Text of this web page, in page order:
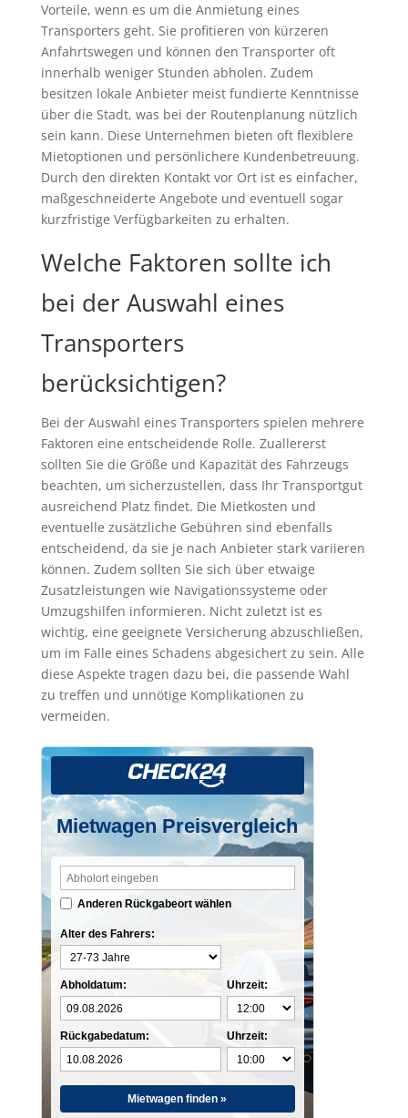
Vorteile, wenn es um die Anmietung eines
Transporters geht. Sie profitieren von kürzeren
Anfahrtswegen und können den Transporter oft
innerhalb weniger Stunden abholen. Zudem
besitzen lokale Anbieter meist fundierte Kenntnisse
über die Stadt, was bei der Routenplanung nützlich
sein kann. Diese Unternehmen bieten oft flexiblere
Mietoptionen und persönlichere Kundenbetreuung.
Durch den direkten Kontakt vor Ort ist es einfacher,
maßgeschneiderte Angebote und eventuell sogar
kurzfristige Verfügbarkeiten zu erhalten.
Welche Faktoren sollte ich
bei der Auswahl eines
Transporters
berücksichtigen?
Bei der Auswahl eines Transporters spielen mehrere
Faktoren eine entscheidende Rolle. Zuallererst
sollten Sie die Größe und Kapazität des Fahrzeugs
beachten, um sicherzustellen, dass Ihr Transportgut
ausreichend Platz findet. Die Mietkosten und
eventuelle zusätzliche Gebühren sind ebenfalls
entscheidend, da sie je nach Anbieter stark variieren
können. Zudem sollten Sie sich über etwaige
Zusatzleistungen wie Navigationssysteme oder
Umzugshilfen informieren. Nicht zuletzt ist es
wichtig, eine geeignete Versicherung abzuschließen,
um im Falle eines Schadens abgesichert zu sein. Alle
diese Aspekte tragen dazu bei, die passende Wahl
zu treffen und unnötige Komplikationen zu
vermeiden.
Mietwagen Preisvergleich
Anderen Rückgabeort wählen
Alter des Fahrers:
Abholdatum:
Rückgabedatum:
Uhrzeit:
Uhrzeit:
Mietwagen finden »